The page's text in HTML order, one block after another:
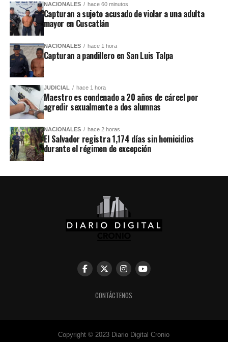
NACIONALES hace 60 minutos
Capturan a sujeto acusado de violar a una adulta
mayor en Cuscatlán
NACIONALES hace 1 hora
Capturan a pandillero en San Luis Talpa
JUDICIAL hace 1 hora
Maestro es condenado a 20 años de cárcel por
agredir sexualmente a dos alumnas
NACIONALES hace 2 horas
El Salvador registra 1,174 días sin homicidios
durante el régimen de excepción
CONTÁCTENOS
Copyright © 2023 Diario Digital Cronio